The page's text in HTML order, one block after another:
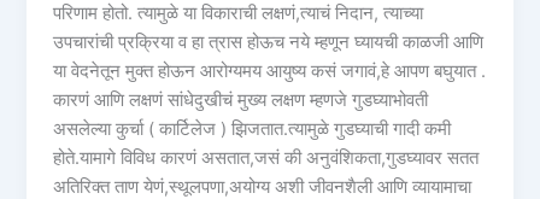
परिणाम होतो. त्यामुळे या विकाराची लक्षणं,त्याचं निदान, त्याच्या
उपचारांची प्रक्रिया व हा त्रास होऊच नये म्हणून घ्यायची काळजी आणि
या वेदनेतून मुक्त होऊन आरोग्यमय आयुष्य कसं जगावं,हे आपण बघुयात .
कारणं आणि लक्षणं सांधेदुखीचं मुख्य लक्षण म्हणजे गुडघ्याभोवती
असलेल्या कुर्चा ( कार्टिलेज ) झिजतात.त्यामुळे गुडघ्याची गादी कमी
होते.यामागे विविध कारणं असतात,जसं की अनुवंशिकता,गुडघ्यावर सतत
अतिरिक्त ताण येणं,स्थूलपणा,अयोग्य अशी जीवनशैली आणि व्यायामाचा